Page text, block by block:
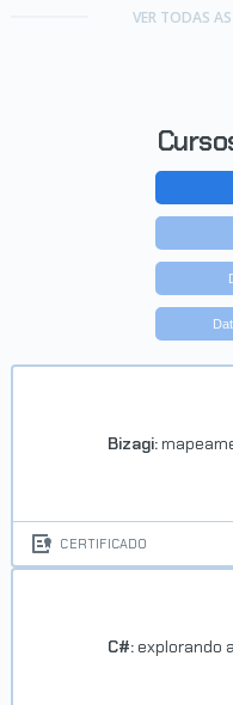
VER TODAS
Bizagi:
CERTIFICADO
C#: explorando